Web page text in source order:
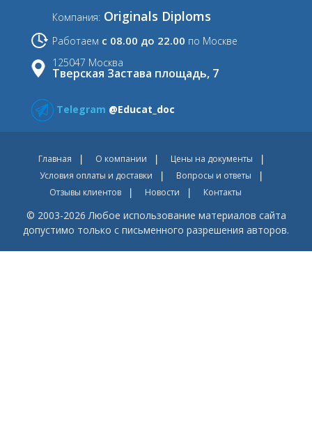
Компания: Originals Diploms
Работаем с 08.00 до 22.00 по Москве
125047 Москва
Тверская Застава площадь, 7
Telegram @Educat_doc
Главная О компании
Цены на документы
Условия оплаты и доставки
Вопросы и ответы
Отзывы клиентов
Новости Контакты
© 2003-2026 Любое использование материалов сайта
допустимо только с письменного разрешения авторов.